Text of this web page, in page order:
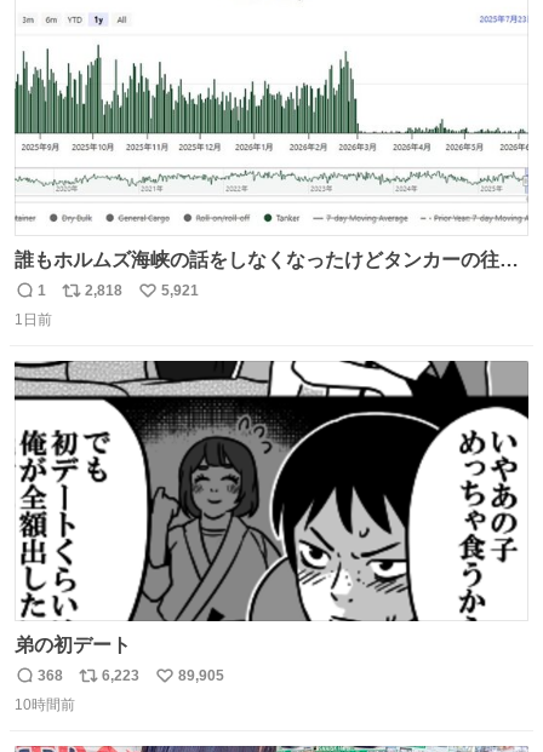
数
誰もホルムズ海峡の話をしなくなったけどタンカーの往来
は消滅したままですねと
返
信
1
リ
ト
数
2,818
い
数
5,921
1日前
弟の初デート
返
信
368
リ
6,223
い
89,905
10時間前